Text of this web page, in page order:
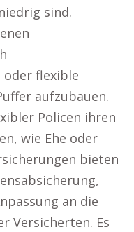
sind.
oder flexible
aufzubauen.
Policen ihren
wie Ehe oder
bieten
an die
Versicherten. Es